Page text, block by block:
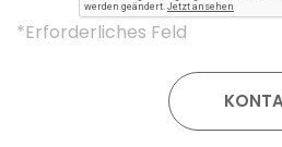
*Erforderliches Feld